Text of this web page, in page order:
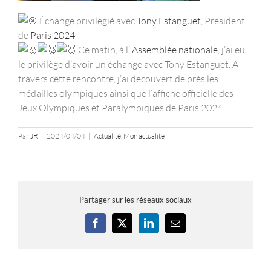
Échange privilégié avecTony Estanguet, Président
de Paris 2024
Ce matin, à l’ Assemblée nationale, j’ai eu
le privilège d’avoir un échange avec Tony Estanguet. A
travers cette rencontre, j’ai découvert de près les
médailles olympiques ainsi que l’affiche officielle des
Jeux Olympiques et Paralympiques de Paris 2024.
ParJR | 2024/04/04 | Actualité, Mon actualité
Partager sur les réseaux sociaux
Facebook
X LinkedInEmail